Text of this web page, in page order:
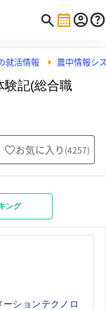
就活情報 農中情報シ
験記(総合職
お気に入り (4257)
ング
ションテクノロ